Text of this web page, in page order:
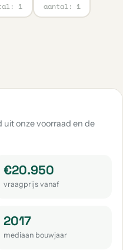
1 aantal: 1
uit onze voorraad en de
€20.950
vraagprijs vanaf
2017
mediaan bouwjaar